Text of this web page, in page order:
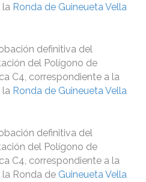
la Ronda de Guineueta Vella
definitiva del
del Polígono de
C4, correspondiente a la
la Ronda de Guineueta Vella
definitiva del
del Polígono de
C4, correspondiente a la
Ronda de Guineueta Vella